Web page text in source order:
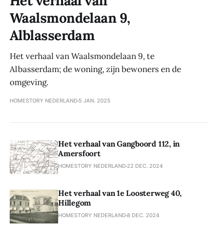
Waalsmondelaan 9,
Alblasserdam
Het verhaal van Waalsmondelaan 9, te
Albasserdam; de woning, zijn bewoners en de
omgeving.
HOMESTORY NEDERLAND 5 JAN. 2025
Het verhaal van Gangboord 112, in
Amersfoort
HOMESTORY NEDERLAND 22 DEC. 2024
Het verhaal van 1e Loosterweg 40,
Hillegom
HOMESTORY NEDERLAND8 DEC. 2024